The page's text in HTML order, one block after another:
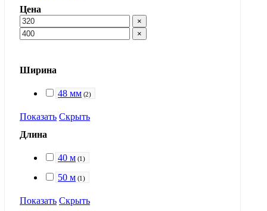
Цена
×
×
Ширина
48 мм (2)
Показать Скрыть
Длина
40 м (1)
50 м (1)
Показать Скрыть